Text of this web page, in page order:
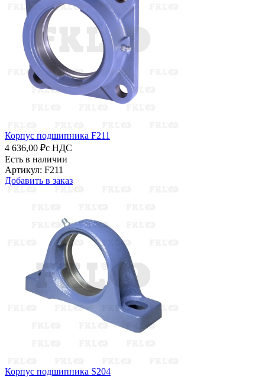
Корпус подшипника F211
4 636,00 ₽с НДС
Есть в наличии
Артикул: F211
Добавить в заказ
Корпус подшипника S204